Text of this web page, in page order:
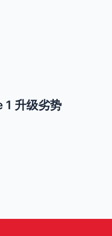
升级劣势